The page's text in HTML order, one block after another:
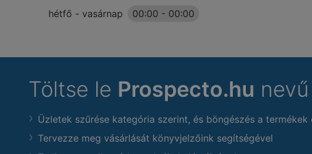
hétfő - vasárnap
00:00 - 00:00
Töltse le Prospecto.hu
Üzletek szűrése kategória szerint, és böngészés a
Tervezze meg vásárlását könyvjelzőink segítségével